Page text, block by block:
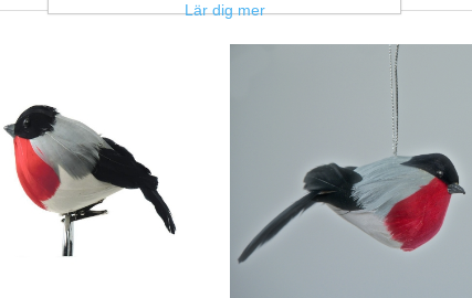
Lär dig mer